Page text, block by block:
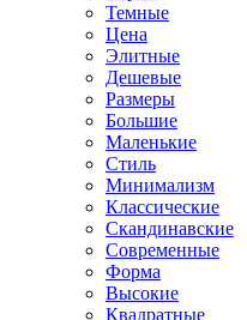
Темные
Цена
Элитные
Дешевые
Размеры
Большие
Маленькие
Стиль
Минимализм
Классические
Скандинавские
Современные
Форма
Высокие
Квадратные